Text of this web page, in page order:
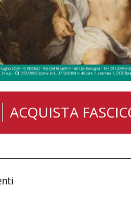
ACQUISTA